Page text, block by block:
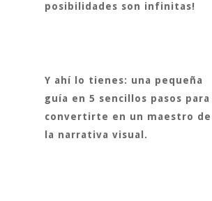
posibilidades son infinitas!
Y ahí lo tienes: una pequeña
guía en 5 sencillos pasos para
convertirte en un maestro de
la narrativa visual.